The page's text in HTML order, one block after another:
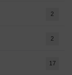
2
2
17